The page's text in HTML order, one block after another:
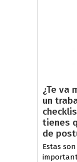
¿Te va
un
tienes
de
Estas